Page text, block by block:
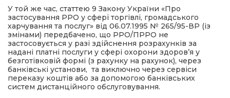
У той же час, статтею 9 Закону України «Про
застосування РРО у сфері торгівлі, громадського
харчування та послуг» від 06.07.1995 № 265/95-ВР (із
змінами) передбачено, що РРО/ПРРО не
застосовується у разі здійснення розрахунків за
надані платні послуги у сфері охорони здоров’я у
безготівковій формі (з рахунку на рахунок), через
банківські установи, та виключно через сервіси
переказу коштів або за допомогою банківських
систем дистанційного обслуговування.